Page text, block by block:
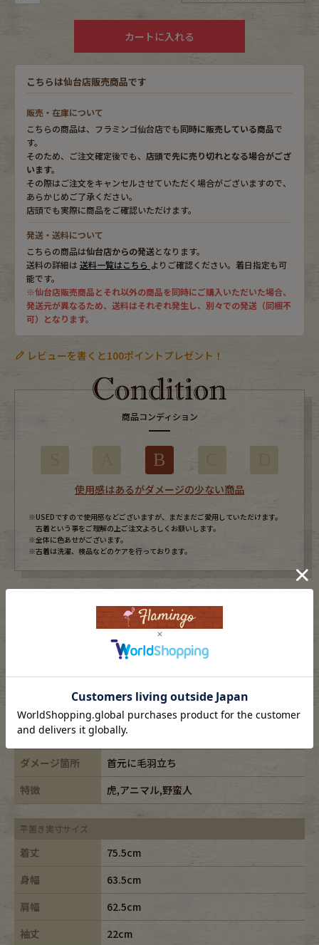
小物・アクセサリーから探す
Eye Wear
Bag
Accessory Shoes
Belt antique goods
FAFATT
カートに入れる
こちらは仙台店販売商品です
販売・在庫について
こちらの商品は、フラミンゴ仙台店でも同時に販売している商品で
す。
そのため、ご注文確定後でも、 店頭で先に売り切れとなる場合がござ
います。
その際はご注文をキャンセルさせていただく場合がございますので、
あらかじめご了承ください。
店頭でも実際に商品をご確認いただけます。
発送・送料について
こちらの商品は仙台店からの発送となります。
送料の詳細は 送料一覧はこちら よりご確認ください。着日指定も可
能です。
※仙台店販売商品とそれ以外の商品を同時にご購入いただいた場合、
発送元が異なるため、送料はそれぞれ発生し、別々での発送（同梱不
可）となります。
レビューを書くと100ポイントプレゼント！
商品コンディション
B
使用感はあるがダメージの少ない商品
※USEDですので使用感などございますが、まだまだご愛用していただけます。
古着という事をご理解の上ご注文よろしくお願いします。
※全体に色あせがございます。
※古着は洗濯、検品などのケアを行っております。
2XL
素材
cotton100%
年代
-
カラー
ブラック/black
ダメージ箇所
首元に毛羽立ち
特徴
虎,アニマル,野蛮人
平置き実寸サイズ
着丈
75.5cm
身幅
63.5cm
肩幅
62.5cm
袖丈
22cm